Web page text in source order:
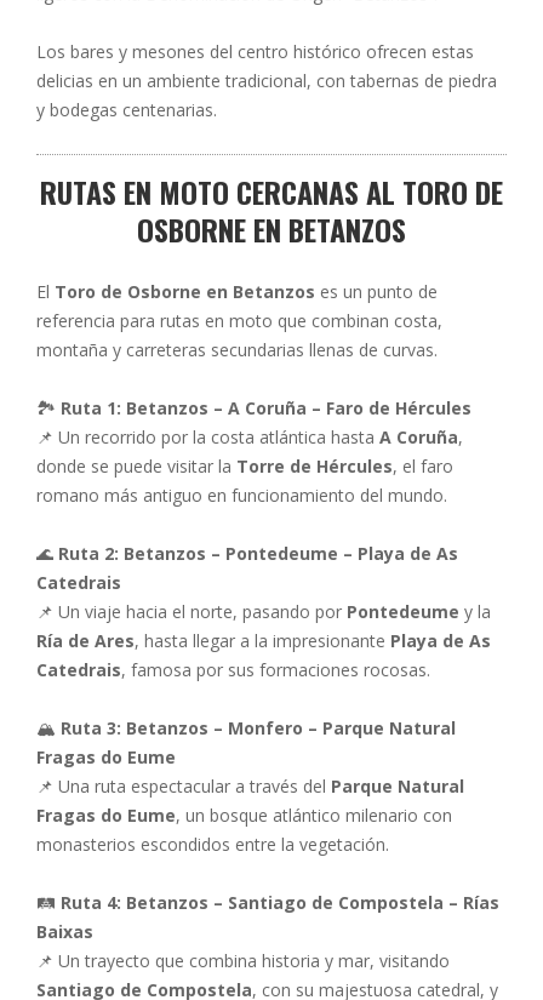
Los bares y mesones del centro histórico ofrecen estas
delicias en un ambiente tradicional, con tabernas de piedra
y bodegas centenarias.
RUTAS EN MOTO CERCANAS AL TORO DE
OSBORNE EN BETANZOS
El Toro de Osborne en Betanzos es un punto de
referencia para rutas en moto que combinan costa,
montaña y carreteras secundarias llenas de curvas.
🏞 Ruta 1: Betanzos – A Coruña – Faro de Hércules
📌 Un recorrido por la costa atlántica hasta A Coruña,
donde se puede visitar la Torre de Hércules, el faro
romano más antiguo en funcionamiento del mundo.
🌊 Ruta 2: Betanzos – Pontedeume – Playa de As
Catedrais
📌 Un viaje hacia el norte, pasando por Pontedeume y la
Ría de Ares, hasta llegar a la impresionante Playa de As
Catedrais, famosa por sus formaciones rocosas.
🏔 Ruta 3: Betanzos – Monfero – Parque Natural
Fragas do Eume
📌 Una ruta espectacular a través del Parque Natural
Fragas do Eume, un bosque atlántico milenario con
monasterios escondidos entre la vegetación.
🛤 Ruta 4: Betanzos – Santiago de Compostela – Rías
Baixas
📌 Un trayecto que combina historia y mar, visitando
Santiago de Compostela, con su majestuosa catedral, y